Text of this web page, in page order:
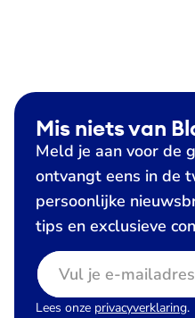
Mis niets van
Meld je aan voor de
ontvangt eens in de
persoonlijke
tips en exclusieve
E-mailadres
Lees onze privacyverklaring.